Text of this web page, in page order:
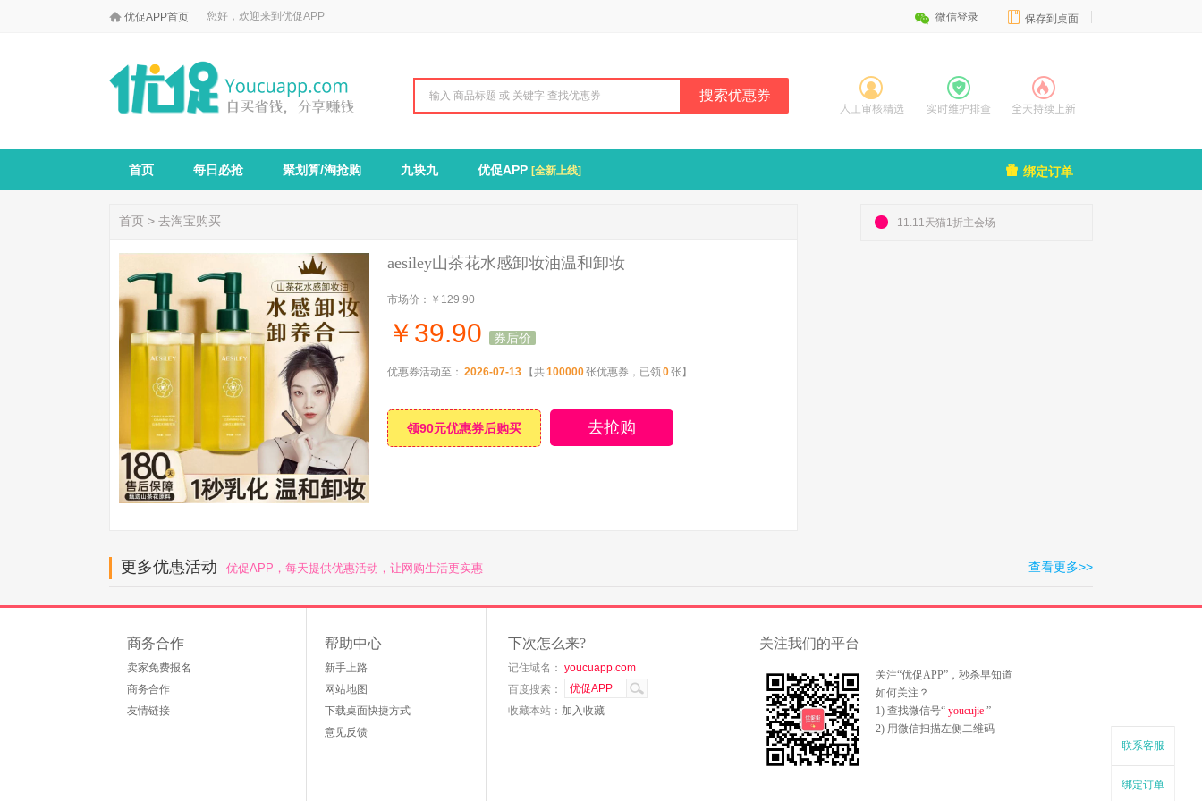
 优促APP首页 您好，欢迎来到优促APP  微信登录  保存到桌面
搜索优惠券
首页 每日必抢 聚划算/淘抢购 九块九 优促APP [全新上线]  绑定订单
首页 > 去淘宝购买
aesiley山茶花水感卸妆油温和卸妆
市场价： ￥129.90
￥ 39.90 券后价
优惠券活动至： 2026-07-13 【共100000张优惠券，已领 0张】
领90元优惠券后购买 去抢购
11.11天猫1折主会场
更多优惠活动 优促APP，每天提供优惠活动，让网购生活更实惠 查看更多>>
联系客服
绑定订单
商务合作
卖家免费报名
商务合作
友情链接
帮助中心
新手上路
网站地图
下载桌面快捷方式
意见反馈
下次怎么来?
记住域名： youcuapp.com
百度搜索：
收藏本站： 加入收藏
关注我们的平台
关注“优促APP”，秒杀早知道
如何关注？
1) 查找微信号“ youcujie ”
2) 用微信扫描左侧二维码